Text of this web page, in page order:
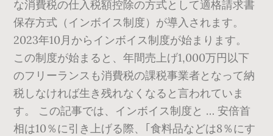
な消費税の仕入税額控除の方式として適格請求書
保存方式（インボイス制度）が導入されます。
2023年10月からインボイス制度が始まります。
この制度が始まると、年間売上げ1,000万円以下
のフリーランスも消費税の課税事業者となって納
税しなければ生き残れなくなると言われていま
す。 この記事では、インボイス制度と … 安倍首
相は10％に引き上げる際、｢食料品などは8％にす